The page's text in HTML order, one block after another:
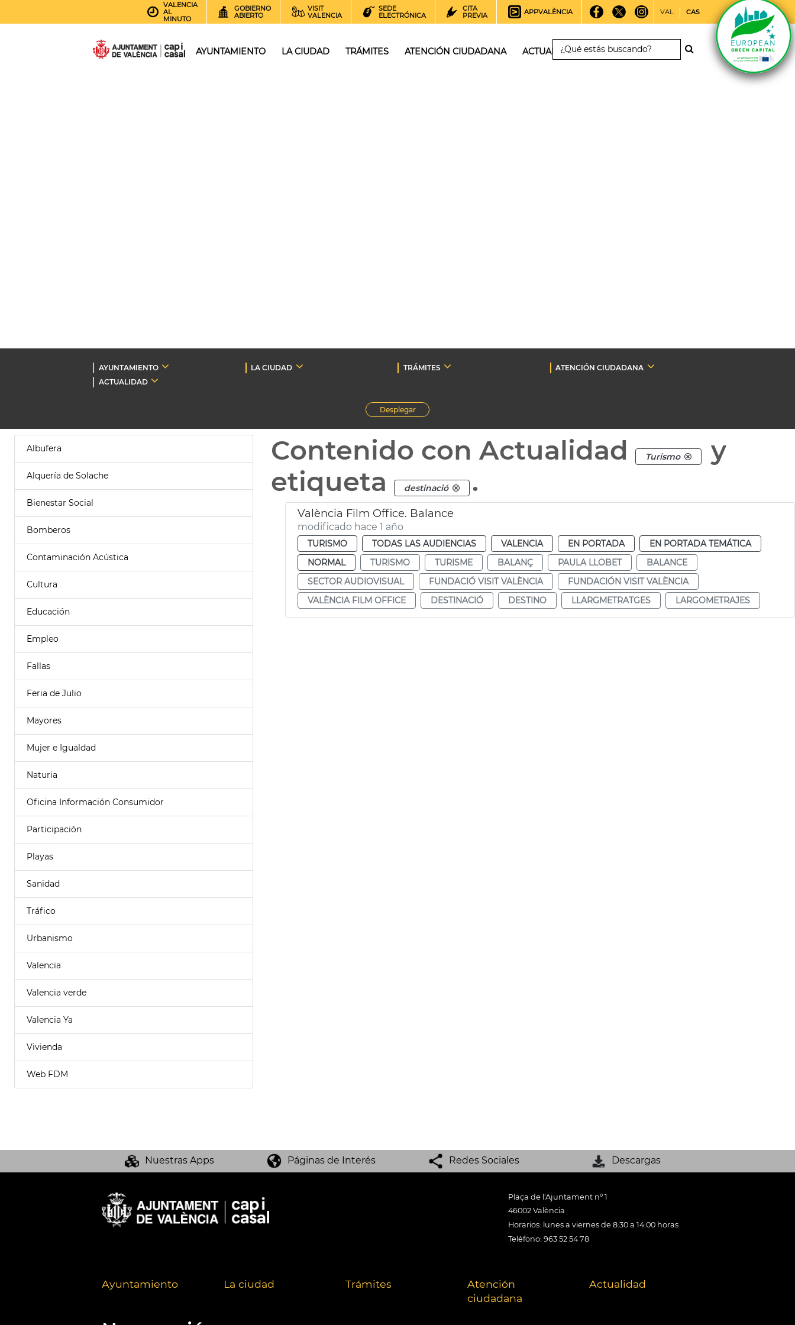
VALENCIA
AL
MINUTO
GOBIERNO
ABIERTO
VISIT
VALENCIA
SEDE
ELECTRÓNICA
CITA
PREVIA
APPVALÈNCIA VAL CAS
AYUNTAMIENTO LA CIUDAD TRÁMITES ATENCIÓN CIUDADANA ACTUALIDAD
AYUNTAMIENTO LA CIUDAD TRÁMITES
ATENCIÓN CIUDADANA
ACTUALIDAD
Desplegar
Albufera
Alquería de Solache
Bienestar Social
Bomberos
Contaminación Acústica
Cultura
Educación
Empleo
Fallas
Feria de Julio
Mayores
Mujer e Igualdad
Naturia
Oficina Información Consumidor
Participación
Playas
Sanidad
Tráfico
Urbanismo
Valencia
Valencia verde
Valencia Ya
Vivienda
Web FDM
Contenido con Actualidad Turismo
y
etiqueta
destinació .
València Film Office. Balance
modificado hace 1 año
TURISMO TODAS LAS AUDIENCIAS VALENCIA EN PORTADA
EN PORTADA TEMÁTICA
NORMAL
TURISMO TURISME BALANÇ PAULA LLOBET
BALANCE
SECTOR AUDIOVISUAL
FUNDACIÓ VISIT VALÈNCIA
FUNDACIÓN VISIT VALÈNCIA
VALÈNCIA FILM OFFICE
DESTINACIÓ DESTINO LLARGMETRATGES LARGOMETRAJES
Nuestras Apps Páginas de Interés Redes Sociales Descargas
Plaça de l'Ajuntament nº 1
46002 València
Horarios: lunes a viernes de 8:30 a 14:00 horas
Teléfono: 963 52 54 78
Ayuntamiento La ciudad Trámites
Atención
ciudadana
Actualidad